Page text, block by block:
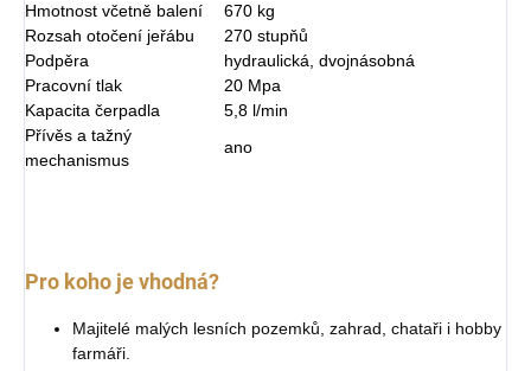
Hmotnost včetně balení
670 kg
Rozsah otočení jeřábu
270 stupňů
Podpěra
hydraulická, dvojnásobná
Pracovní tlak
20 Mpa
Kapacita čerpadla
5,8 l/min
Přívěs a tažný
mechanismus
ano
Pro koho je vhodná?
Majitelé malých lesních pozemků, zahrad, chataři i hobby
farmáři.